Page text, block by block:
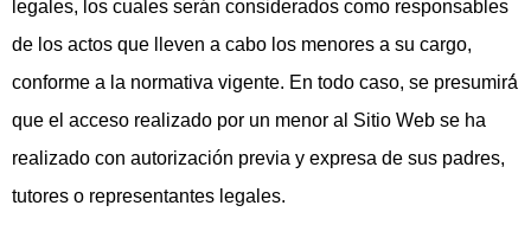
legales, los cuales serán considerados como responsables
de los actos que lleven a cabo los menores a su cargo,
conforme a la normativa vigente. En todo caso, se presumirá́
que el acceso realizado por un menor al Sitio Web se ha
realizado con autorización previa y expresa de sus padres,
tutores o representantes legales.